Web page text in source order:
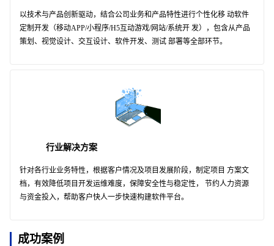
以技术与产品创新驱动，结合公司业务和产品特性进行个性化移 动软件
定制开发（移动APP/小程序/H5互动游戏/网站/系统开 发），包含从产品
策划、视觉设计、交互设计、软件开发、测试 部署等全部环节。
行业解决方案
针对各行业业务特性，根据客户情况及项目发展阶段，制定项目 方案文
档，有效降低项目开发运维难度，保障安全性与稳定性， 节约人力资源
与资金投入，帮助客户快人一步快速构建软件平台。
成功案例